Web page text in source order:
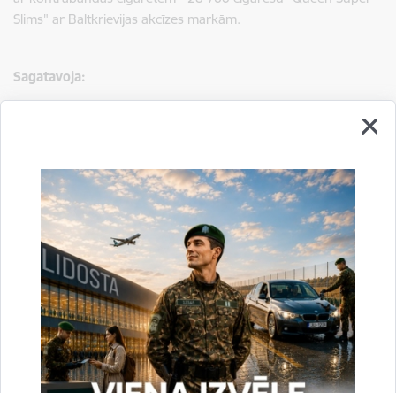
Slims" ar Baltkrievijas akcīzes markām.
Sagatavoja:
un sabiedrisko attiecību nodaļas vecākā speciāliste
67075617, mob.20364206
e-pasts:jolanta.babisko@rs.gov.lv
Saistītas tēmas
Aktualitātes: Konstatētie pārkāpumi